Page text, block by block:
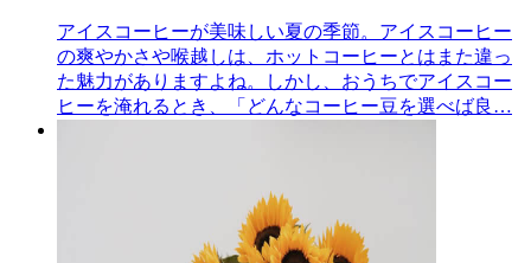
アイスコーヒーが美味しい夏の季節。アイスコーヒー
の爽やかさや喉越しは、ホットコーヒーとはまた違っ
た魅力がありますよね。しかし、おうちでアイスコー
ヒーを淹れるとき、「どんなコーヒー豆を選べば良…